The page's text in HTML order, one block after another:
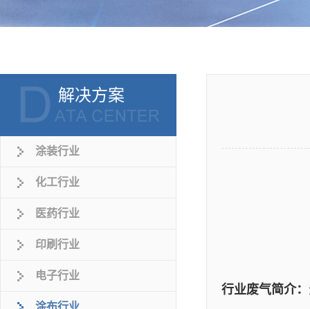
解决方案
涂装行业
化工行业
医药行业
印刷行业
电子行业
涂布行业
行业废气简介：